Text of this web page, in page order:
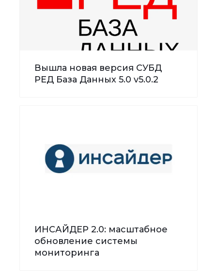
Вышла новая версия СУБД
РЕД База Данных 5.0 v5.0.2
ИНСАЙДЕР 2.0: масштабное
обновление системы
мониторинга